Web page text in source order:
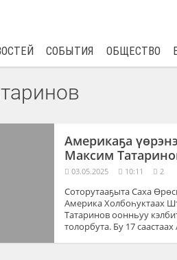
СОБЫТИЯ ОБЩЕСТВО
Америкаҕа
Максим
03.05.2025 10:11 2
Соторутааҕыта Саха
Америка Холбоһуктаах
Татаринов оонньуу
толорбута. Бу 17